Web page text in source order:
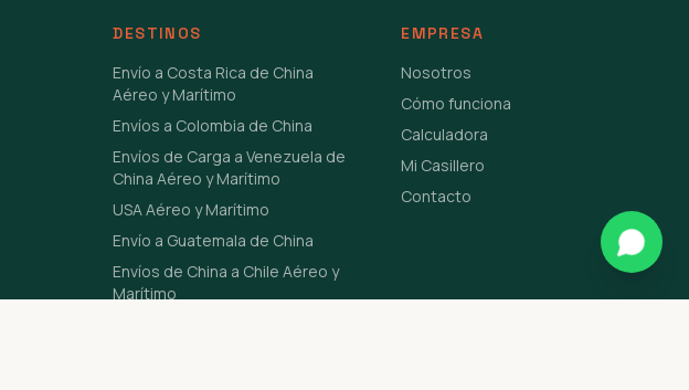
DESTINOS
Envío a Costa Rica de China
Aéreo y Marítimo
Envíos a Colombia de China
Envíos de Carga a Venezuela de
China Aéreo y Marítimo
USA Aéreo y Marítimo
Envío a Guatemala de China
Envíos de China a Chile Aéreo y
Marítimo
EMPRESA
Nosotros
Cómo funciona
Calculadora
Mi Casillero
Contacto